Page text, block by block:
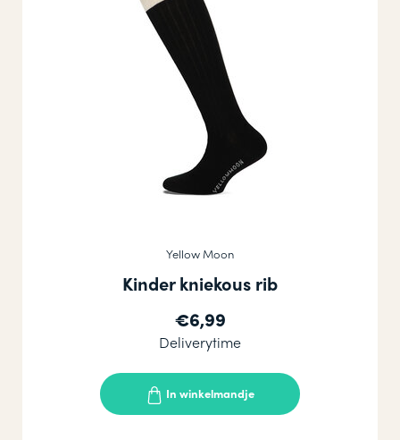
Yellow Moon
Kinder kniekous rib
€6,99
Deliverytime
In winkelmandje